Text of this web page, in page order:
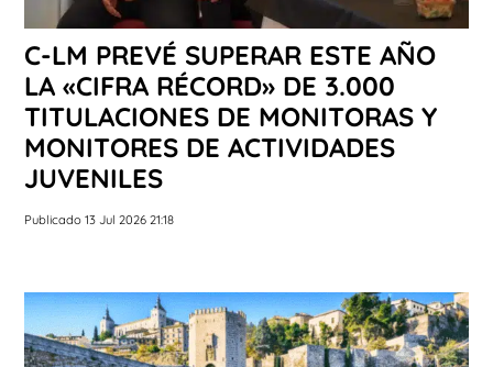
C-LM PREVÉ SUPERAR ESTE AÑO
LA «CIFRA RÉCORD» DE 3.000
TITULACIONES DE MONITORAS Y
MONITORES DE ACTIVIDADES
JUVENILES
Publicado 13 Jul 2026 21:18